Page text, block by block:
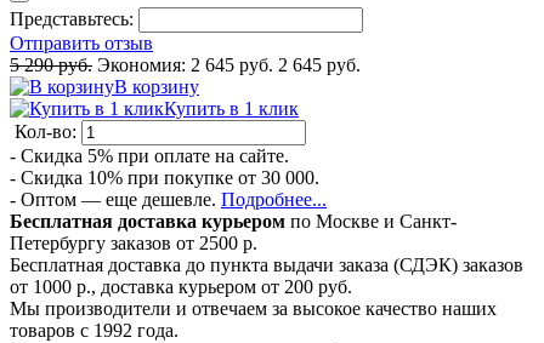
Представьтесь:
Отправить отзыв
5 290 руб. Экономия: 2 645 руб. 2 645 руб.
В корзину
Купить в 1 клик
Кол-во:
- Скидка 5% при оплате на сайте.
- Скидка 10% при покупке от 30 000.
- Оптом — еще дешевле. Подробнее...
Бесплатная доставка курьером по Москве и Санкт-
Петербургу заказов от 2500 р.
Бесплатная доставка до пункта выдачи заказа (СДЭК) заказов
от 1000 р., доставка курьером от 200 руб.
Мы производители и отвечаем за высокое качество наших
товаров с 1992 года.